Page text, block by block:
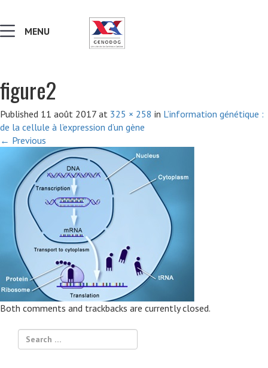
MALADIES & AFFECTIONS
NOTIONS DE GÉNÉTIQUE
RECHERCHER UNE RACE
LEXIQUE
VERS LE SITE SCC.ASSO.FR
MENU
figure2
Published 11 août 2017 at 325 × 258 in L’information génétique :
de la cellule à l’expression d’un gène
← Previous
Both comments and trackbacks are currently closed.